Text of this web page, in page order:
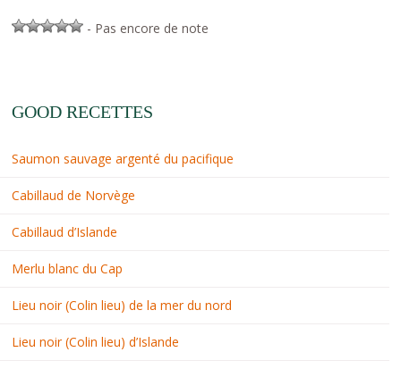
- Pas encore de note
GOOD RECETTES
Saumon sauvage argenté du pacifique
Cabillaud de Norvège
Cabillaud d’Islande
Merlu blanc du Cap
Lieu noir (Colin lieu) de la mer du nord
Lieu noir (Colin lieu) d’Islande